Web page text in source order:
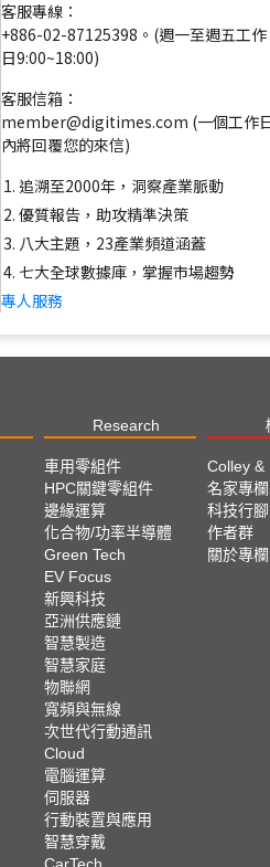
客服專線：
+886-02-87125398。(週一至週五工作
日9:00~18:00)
客服信箱：
member@digitimes.com (一個工作
內將回覆您的來信)
追溯至2000年，洞察產業脈動
優質報告，助攻精準決策
八大主題，23產業頻道涵蓋
七大全球數據庫，掌握市場趨勢
專人服務
Research
車用零組件
HPC關鍵零組件
邊緣運算
化合物/功率半導體
Green Tech
EV Focus
新興科技
亞洲供應鏈
智慧製造
智慧家庭
物聯網
寬頻與無線
次世代行動通訊
Cloud
電腦運算
伺服器
行動裝置與應用
智慧穿戴
Colley &
名家專欄
科技行腳
作者群
關於專欄